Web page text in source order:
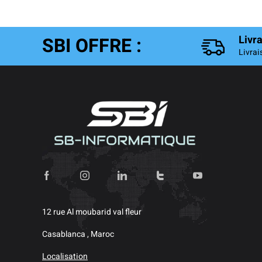
SBI OFFRE :
12 rue Al moubarid val fleur
Casablanca , Maroc
Localisation